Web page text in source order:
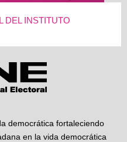
DEL INSTITUTO
democrática fortaleciendo
en la vida democrática